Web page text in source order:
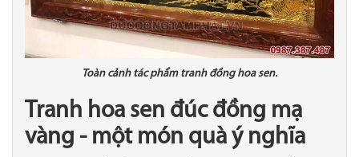
Toàn cảnh tác phẩm tranh đồng hoa sen.
Tranh hoa sen đúc đồng mạ
vàng - một món quà ý nghĩa